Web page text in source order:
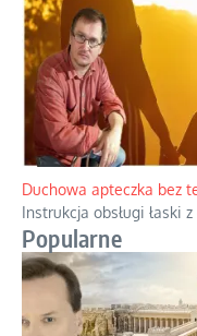
Duchowa apteczka bez
Instrukcja obsługi łaski
Popularne